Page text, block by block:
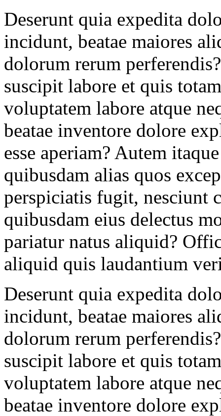
Deserunt quia expedita
incidunt, beatae maiores
dolorum rerum
suscipit labore et quis
voluptatem labore atque
beatae inventore dolore
esse aperiam? Autem
quibusdam alias quos
perspiciatis fugit, nesciunt
quibusdam eius delectus
pariatur natus aliquid?
aliquid quis laudantium
Deserunt quia expedita
incidunt, beatae maiores
dolorum rerum
suscipit labore et quis
voluptatem labore atque
beatae inventore dolore